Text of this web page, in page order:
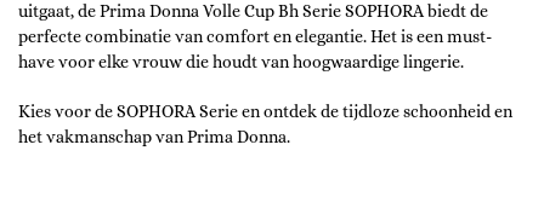
uitgaat, de Prima Donna Volle Cup Bh Serie SOPHORA biedt de
perfecte combinatie van comfort en elegantie. Het is een must-
have voor elke vrouw die houdt van hoogwaardige lingerie.
Kies voor de SOPHORA Serie en ontdek de tijdloze schoonheid en
het vakmanschap van Prima Donna.